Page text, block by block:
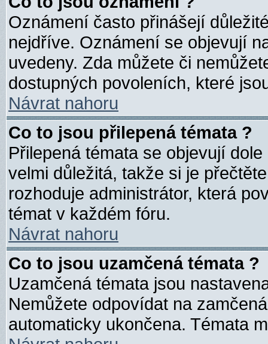
Oznámení často přinášejí
nejdříve. Oznámení se objevují
uvedeny. Zda můžete či
dostupných povoleních, které
Návrat nahoru
Co to jsou přilepená témata ?
Přilepená témata se objevují
velmi důležitá, takže si je
rozhoduje administrátor, která
témat v každém fóru.
Návrat nahoru
Co to jsou uzamčená témata ?
Uzamčená témata jsou
Nemůžete odpovídat na
automaticky ukončena. Témata